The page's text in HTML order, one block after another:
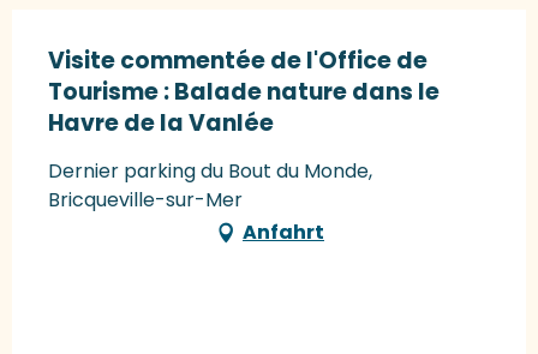
Visite commentée de l'Office de
Tourisme : Balade nature dans le
Havre de la Vanlée
Dernier parking du Bout du Monde,
Bricqueville-sur-Mer
Anfahrt